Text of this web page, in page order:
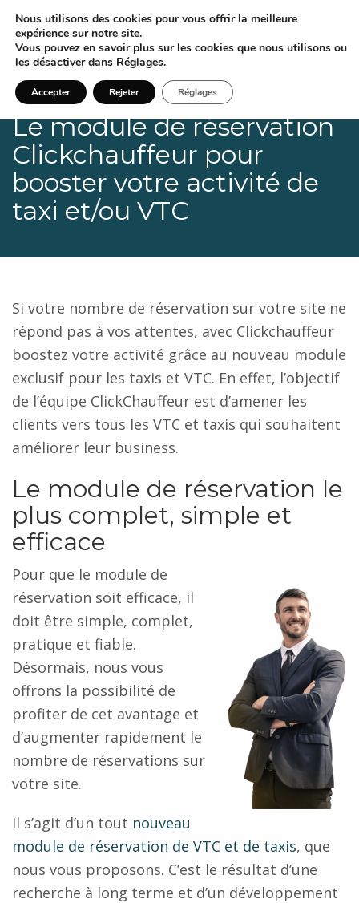
Le module de réservation
Clickchauffeur pour
booster votre activité de
taxi et/ou VTC
Si votre nombre de réservation sur votre site ne
répond pas à vos attentes, avec Clickchauffeur
boostez votre activité grâce au nouveau module
exclusif pour les taxis et VTC. En effet, l’objectif
de l’équipe ClickChauffeur est d’amener les
clients vers tous les VTC et taxis qui souhaitent
améliorer leur business.
Le module de réservation le
plus complet, simple et
efficace
Pour que le module de
réservation soit efficace, il
doit être simple, complet,
pratique et fiable.
Désormais, nous vous
offrons la possibilité de
profiter de cet avantage et
d’augmenter rapidement le
nombre de réservations sur
votre site.
Il s’agit d’un tout nouveau
module de réservation de VTC et de taxis, que
nous vous proposons. C’est le résultat d’une
recherche à long terme et d’un développement
Nous utilisons des cookies pour vous offrir la meilleure
expérience sur notre site.
Vous pouvez en savoir plus sur les cookies que nous utilisons ou
les désactiver dans Réglages.
Accepter Rejeter Réglages